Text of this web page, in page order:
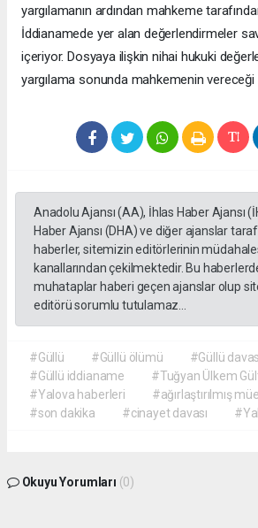
yargılamanın ardından mahkeme
İddianamede yer alan değerlendirmeler
içeriyor. Dosyaya ilişkin nihai hukuki
yargılama sonunda mahkemenin
Anadolu Ajansı (AA), İhlas Haber Ajansı
Haber Ajansı (DHA) ve diğer ajanslar
haberler, sitemizin editörlerinin
kanallarından çekilmektedir. Bu
muhataplar haberi geçen ajanslar olup
editörü sorumlu tutulamaz...
#Güllü #Güllü ölümü
#Güllü
#Güllü iddianame
#Tuğyan Ülkem
#Yalova haberleri
#ağırlaştırılmış
#son dakika
#cinayet davası
Okuyu Yorumları (0)